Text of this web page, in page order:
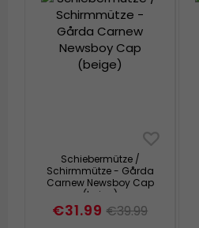
Schiebermütze /
Schirmmütze - Gårda
Carnew Newsboy Cap
(beige)
€31.99 €39.99